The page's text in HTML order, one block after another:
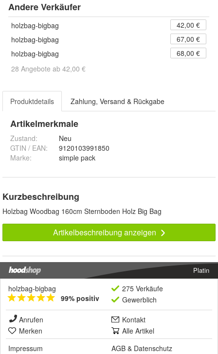
Andere Verkäufer
holzbag-bigbag
42,00 €
holzbag-bigbag
67,00 €
holzbag-bigbag
68,00 €
28 Angebote ab 42,00 €
Produktdetails Zahlung, Versand & Rückgabe
Artikelmerkmale
Zustand:
Neu
GTIN / EAN:
9120103991850
Marke:
simple pack
Kurzbeschreibung
Holzbag Woodbag 160cm Sternboden Holz Big Bag
Artikelbeschreibung anzeigen
Platin
holzbag-bigbag
99% positiv
275 Verkäufe
Gewerblich
Anrufen
Kontakt
Merken
Alle Artikel
Impressum
AGB & Datenschutz